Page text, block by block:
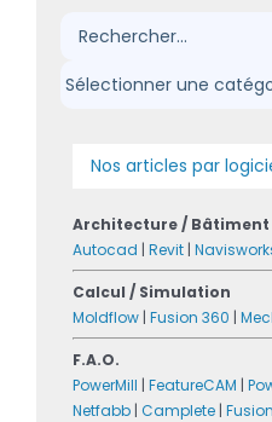
Rechercher:
Nos articles par
Architecture / Bâtiment
Autocad | Revit |
Calcul / Simulation
Moldflow | Fusion 360 |
F.A.O.
PowerMill | FeatureCAM |
Netfabb | Camplete |